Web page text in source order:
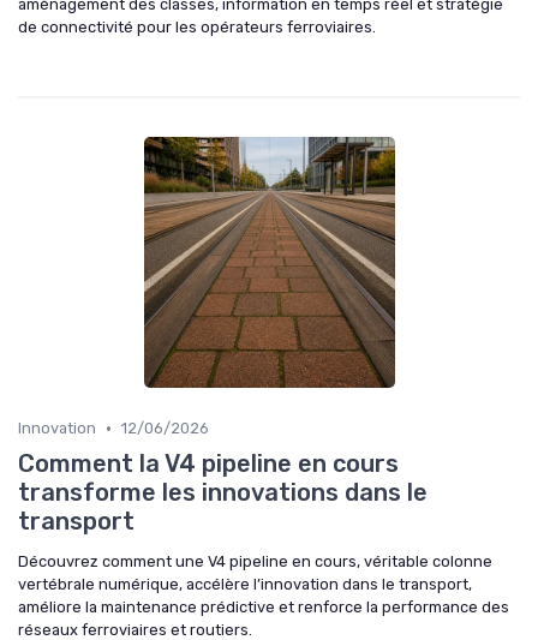
aménagement des classes, information en temps réel et stratégie
de connectivité pour les opérateurs ferroviaires.
Innovation • 12/06/2026
Comment la V4 pipeline en cours
transforme les innovations dans le
transport
Découvrez comment une V4 pipeline en cours, véritable colonne
vertébrale numérique, accélère l’innovation dans le transport,
améliore la maintenance prédictive et renforce la performance des
réseaux ferroviaires et routiers.